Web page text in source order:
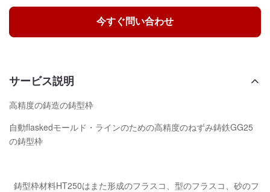
今すぐ問い合わせ
サービス説明
高精度の鋳造の鋳型枠
自動flaskedモールド・ラインのための高精度のねずみ鋳鉄GG25
の鋳型枠
鋳型枠材料HT250はまた形成のフラスコ、型のフラスコ、砂のフ